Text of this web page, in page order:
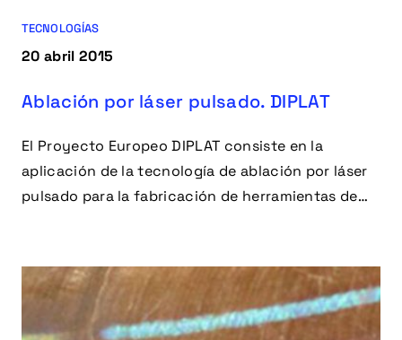
TECNOLOGÍAS
20 abril 2015
Ablación por láser pulsado. DIPLAT
El Proyecto Europeo DIPLAT consiste en la
aplicación de la tecnología de ablación por láser
pulsado para la fabricación de herramientas de